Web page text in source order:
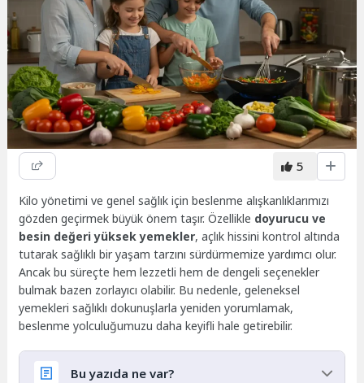
5
Kilo yönetimi ve genel sağlık için beslenme alışkanlıklarımızı
gözden geçirmek büyük önem taşır. Özellikle doyurucu ve
besin değeri yüksek yemekler, açlık hissini kontrol altında
tutarak sağlıklı bir yaşam tarzını sürdürmemize yardımcı olur.
Ancak bu süreçte hem lezzetli hem de dengeli seçenekler
bulmak bazen zorlayıcı olabilir. Bu nedenle, geleneksel
yemekleri sağlıklı dokunuşlarla yeniden yorumlamak,
beslenme yolculuğumuzu daha keyifli hale getirebilir.
Bu yazıda ne var?